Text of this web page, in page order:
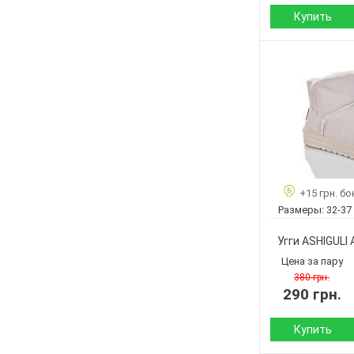
Купить
Материал верха:
Материал
внутри:
Подошва :
Страна
производитель:
Бренд:
Артикул:
Размер:
Кол-во пар:
Цвет:
Пол:
+15 грн.
Размеры: 32-37
Угги
Цена за пару
380 грн.
290 грн.
Купить